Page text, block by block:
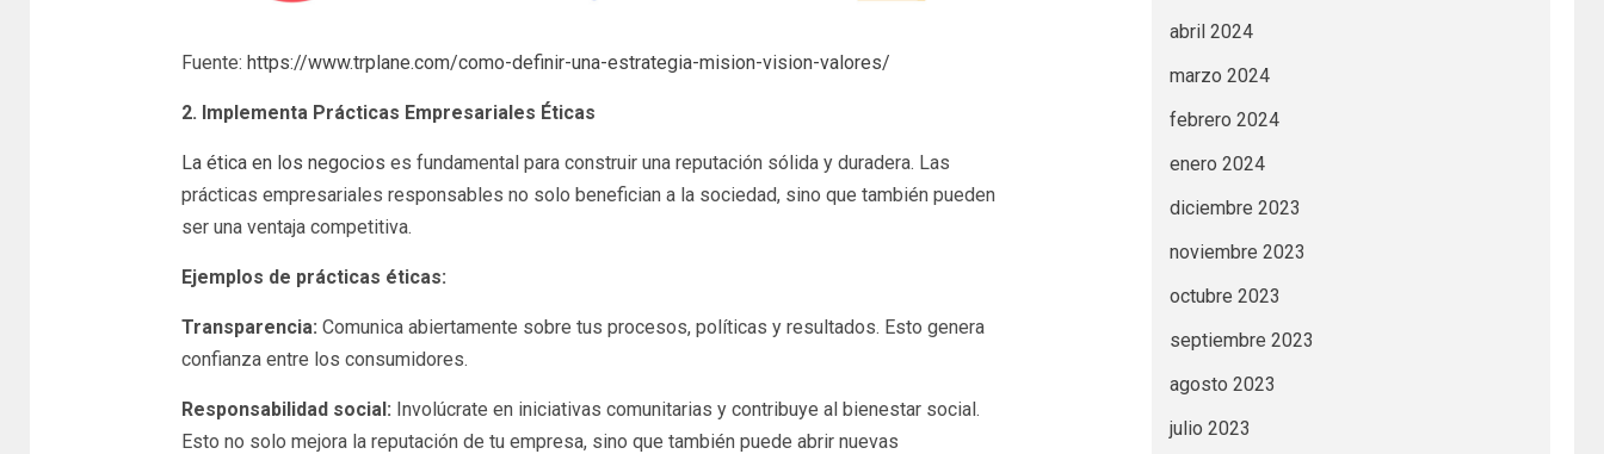
Fuente: https://www.trplane.com/como-definir-una-estrategia-mision-vision-valores/
2. Implementa Prácticas Empresariales Éticas
La ética en los negocios es fundamental para construir una reputación sólida y duradera. Las
prácticas empresariales responsables no solo benefician a la sociedad, sino que también pueden
ser una ventaja competitiva.
Ejemplos de prácticas éticas:
Transparencia: Comunica abiertamente sobre tus procesos, políticas y resultados. Esto genera
confianza entre los consumidores.
Responsabilidad social: Involúcrate en iniciativas comunitarias y contribuye al bienestar social.
Esto no solo mejora la reputación de tu empresa, sino que también puede abrir nuevas
abril 2024
marzo 2024
febrero 2024
enero 2024
diciembre 2023
noviembre 2023
octubre 2023
septiembre 2023
agosto 2023
julio 2023